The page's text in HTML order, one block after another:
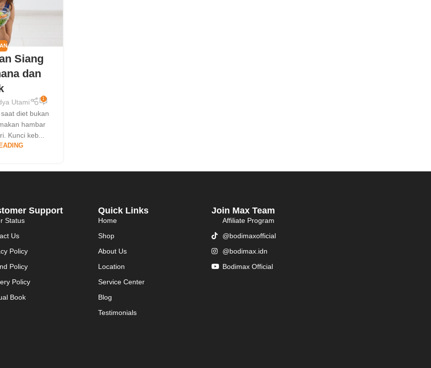
Siang
dan
Utami 1
diet bukan
hambar
Kunci keb...
Support
Status
Us
Policy
Policy
Policy
Book
Quick Links
Home
Shop
About Us
Location
Service Center
Blog
Testimonials
Join Max Team
Affiliate Program
@bodimaxofficial
@bodimax.idn
Bodimax Official